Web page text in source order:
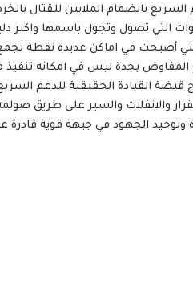
السريع بانضمام الملايين للقتال
التي تصول وتجول باسمها واكبر
أصبحت في اماكن عديدة نقطة
المفاوض بجدة ليس في امكانه تنفيذ
القيادة الحقيقية للدعم
والانفلات والسير على طريق
الجهود في جبهة قوية